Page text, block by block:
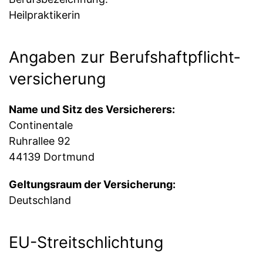
Heilpraktikerin
Angaben zur Berufs­haftpflicht­
versicherung
Name und Sitz des Versicherers:
Continentale
Ruhrallee 92
44139 Dortmund
Geltungsraum der Versicherung:
Deutschland
EU-Streitschlichtung